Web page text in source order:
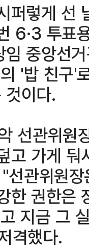
퍼렇게 선
6·3 투표
중앙선
'밥 친구'
것이다.
선관위원
고 가게
관위원
한 권한은
지금 그
격했다.